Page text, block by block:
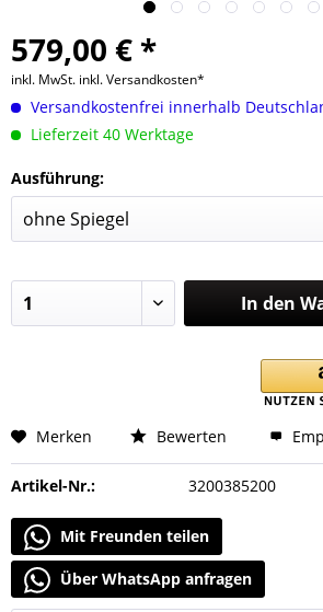
579,00 € *
inkl. MwSt. inkl. Versandkosten*
Versandkostenfrei innerhalb
Lieferzeit 40 Werktage
Ausführung:
In den
Merken Bewerten
Artikel-Nr.: 3200385200
Mit Freunden teilen
Über WhatsApp anfragen